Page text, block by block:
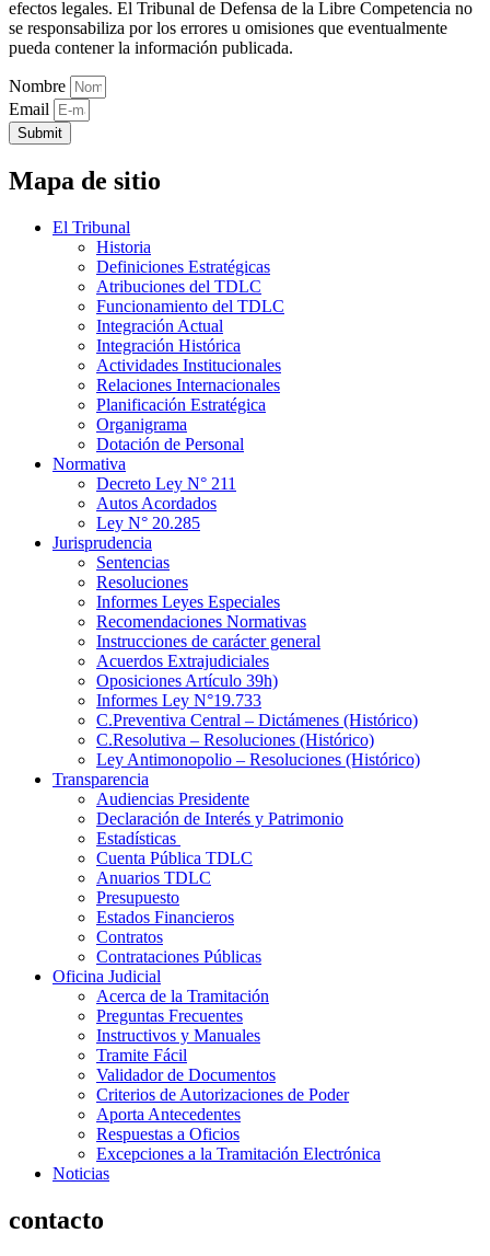
efectos legales. El Tribunal de Defensa de la Libre Competencia no
se responsabiliza por los errores u omisiones que eventualmente
pueda contener la información publicada.
Nombre
Email
Submit
Mapa de sitio
El Tribunal
Historia
Definiciones Estratégicas
Atribuciones del TDLC
Funcionamiento del TDLC
Integración Actual
Integración Histórica
Actividades Institucionales
Relaciones Internacionales
Planificación Estratégica
Organigrama
Dotación de Personal
Normativa
Decreto Ley N° 211
Autos Acordados
Ley N° 20.285
Jurisprudencia
Sentencias
Resoluciones
Informes Leyes Especiales
Recomendaciones Normativas
Instrucciones de carácter general
Acuerdos Extrajudiciales
Oposiciones Artículo 39h)
Informes Ley N°19.733
C.Preventiva Central – Dictámenes (Histórico)
C.Resolutiva – Resoluciones (Histórico)
Ley Antimonopolio – Resoluciones (Histórico)
Transparencia
Audiencias Presidente
Declaración de Interés y Patrimonio
Estadísticas
Cuenta Pública TDLC
Anuarios TDLC
Presupuesto
Estados Financieros
Contratos
Contrataciones Públicas
Oficina Judicial
Acerca de la Tramitación
Preguntas Frecuentes
Instructivos y Manuales
Tramite Fácil
Validador de Documentos
Criterios de Autorizaciones de Poder
Aporta Antecedentes
Respuestas a Oficios
Excepciones a la Tramitación Electrónica
Noticias
contacto